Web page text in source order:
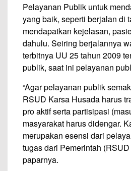
Pelayanan Publik untuk
yang baik, seperti berjalan di
mendapatkan kejelasan,
dahulu. Seiring berjalannya
terbitnya UU 25 tahun 2009
publik, saat ini pelayanan
“Agar pelayanan publik
RSUD Karsa Husada harus
pro aktif serta partisipasi
masyarakat harus didengar.
merupakan esensi dari
tugas dari Pemerintah
paparnya.